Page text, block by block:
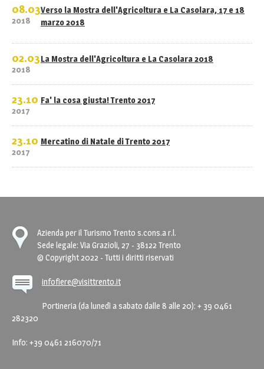
08.03
2018
Verso la Mostra dell'Agricoltura e La Casolara, 17 e 18
marzo 2018
02.03
2018
La Mostra dell'Agricoltura e La Casolara 2018
23.10
2017
Fa' la cosa giusta! Trento 2017
23.10
2017
Mercatino di Natale di Trento 2017
Azienda per il Turismo Trento s.cons.a r.l.
Sede legale: Via Grazioli, 27 - 38122 Trento
© Copyright 2022 - Tutti i diritti riservati
infofiere@visittrento.it
Portineria (da lunedì a sabato dalle 8 alle 20): + 39 0461
282320
Info: +39 0461 216070/71